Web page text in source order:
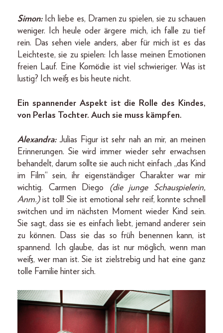
Simon: Ich liebe es, Dramen zu spielen, sie zu schauen
weniger. Ich heule oder ärgere mich, ich falle zu tief
rein. Das sehen viele anders, aber für mich ist es das
Leichteste, sie zu spielen: Ich lasse meinen Emotionen
freien Lauf. Eine Komödie ist viel schwieriger. Was ist
lustig? Ich weiß es bis heute nicht.
Ein spannender Aspekt ist die Rolle des Kindes,
von Perlas Tochter. Auch sie muss kämpfen.
Alexandra: Julias Figur ist sehr nah an mir, an meinen
Erinnerungen. Sie wird immer wieder sehr erwachsen
behandelt, darum sollte sie auch nicht einfach „das Kind
im Film“ sein, ihr eigenständiger Charakter war mir
wichtig. Carmen Diego (die junge Schauspielerin,
Anm.) ist toll! Sie ist emotional sehr reif, konnte schnell
switchen und im nächsten Moment wieder Kind sein.
Sie sagt, dass sie es einfach liebt, jemand anderer sein
zu können. Dass sie das so früh benennen kann, ist
spannend. Ich glaube, das ist nur möglich, wenn man
weiß, wer man ist. Sie ist zielstrebig und hat eine ganz
tolle Familie hinter sich.